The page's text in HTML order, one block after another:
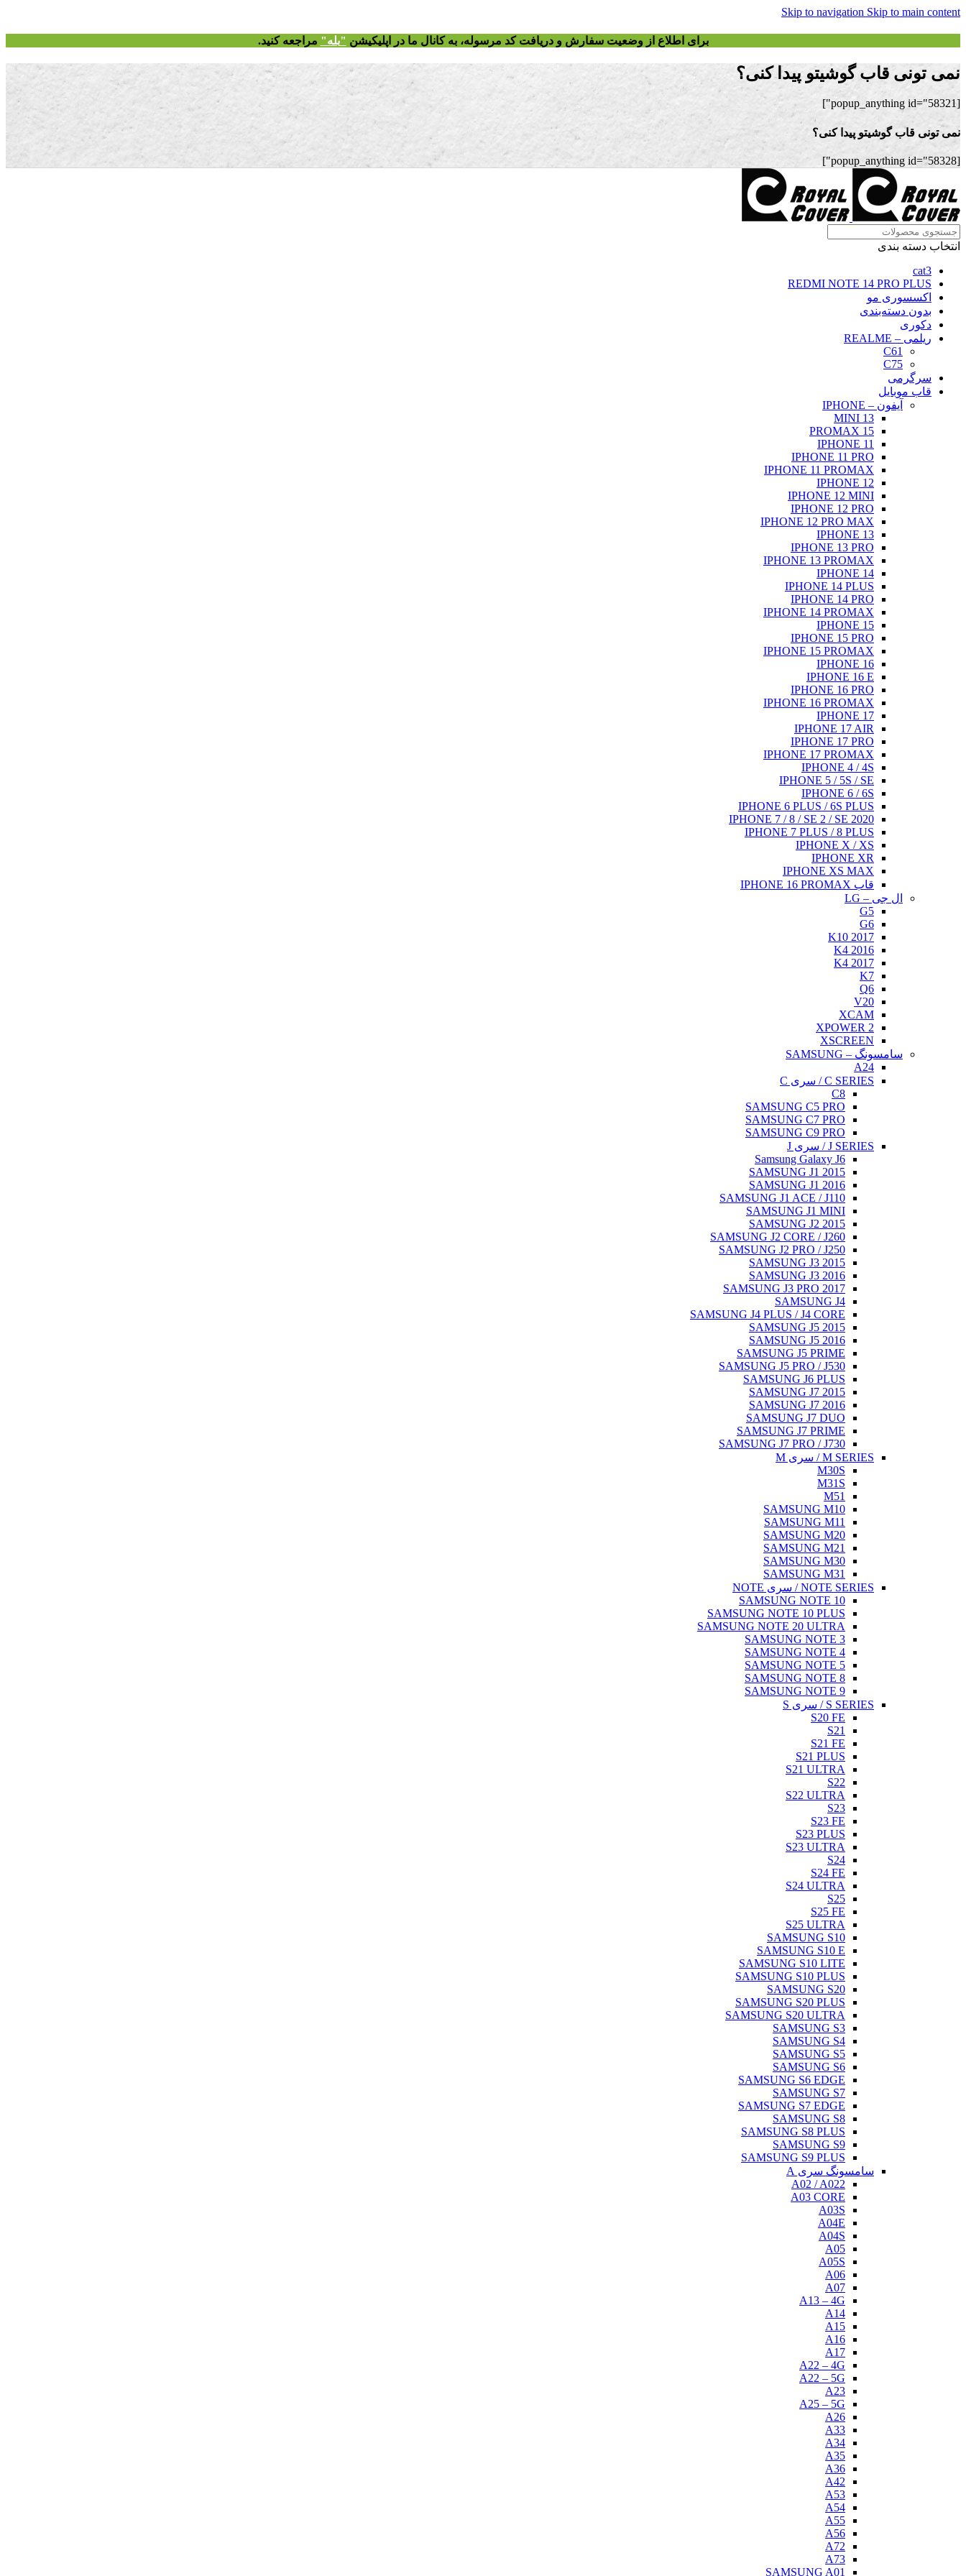
Skip to navigation Skip to main content
برای اطلاع از وضعیت سفارش و دریافتکد مرسوله، به کانال ما در اپلیکیشن "بله" مراجعه کنید.
نمی تونی قاب گوشیتو پیدا کنی؟
[popup_anything id="58321"]
نمی تونی قاب گوشیتو پیدا کنی؟
[popup_anything id="58328"]
انتخاب دسته بندی
cat3
REDMI NOTE 14 PRO PLUS
اکسسوری مو
بدون دسته‌بندی
دکوری
ریلمی – REALME
C61
C75
سرگرمی
قاب موبایل
آیفون – IPHONE
13 MINI
15 PROMAX
IPHONE 11
IPHONE 11 PRO
IPHONE 11 PROMAX
IPHONE 12
IPHONE 12 MINI
IPHONE 12 PRO
IPHONE 12 PRO MAX
IPHONE 13
IPHONE 13 PRO
IPHONE 13 PROMAX
IPHONE 14
IPHONE 14 PLUS
IPHONE 14 PRO
IPHONE 14 PROMAX
IPHONE 15
IPHONE 15 PRO
IPHONE 15 PROMAX
IPHONE 16
IPHONE 16 E
IPHONE 16 PRO
IPHONE 16 PROMAX
IPHONE 17
IPHONE 17 AIR
IPHONE 17 PRO
IPHONE 17 PROMAX
IPHONE 4 / 4S
IPHONE 5 / 5S / SE
IPHONE 6 / 6S
IPHONE 6 PLUS / 6S PLUS
IPHONE 7 / 8 / SE 2 / SE 2020
IPHONE 7 PLUS / 8 PLUS
IPHONE X / XS
IPHONE XR
IPHONE XS MAX
قاب IPHONE 16 PROMAX
ال جی – LG
G5
G6
K10 2017
K4 2016
K4 2017
K7
Q6
V20
XCAM
XPOWER 2
XSCREEN
سامسونگ – SAMSUNG
A24
C SERIES / سری C
C8
SAMSUNG C5 PRO
SAMSUNG C7 PRO
SAMSUNG C9 PRO
J SERIES / سری J
Samsung Galaxy J6
SAMSUNG J1 2015
SAMSUNG J1 2016
SAMSUNG J1 ACE / J110
SAMSUNG J1 MINI
SAMSUNG J2 2015
SAMSUNG J2 CORE / J260
SAMSUNG J2 PRO / J250
SAMSUNG J3 2015
SAMSUNG J3 2016
SAMSUNG J3 PRO 2017
SAMSUNG J4
SAMSUNG J4 PLUS / J4 CORE
SAMSUNG J5 2015
SAMSUNG J5 2016
SAMSUNG J5 PRIME
SAMSUNG J5 PRO / J530
SAMSUNG J6 PLUS
SAMSUNG J7 2015
SAMSUNG J7 2016
SAMSUNG J7 DUO
SAMSUNG J7 PRIME
SAMSUNG J7 PRO / J730
M SERIES / سری M
M30S
M31S
M51
SAMSUNG M10
SAMSUNG M11
SAMSUNG M20
SAMSUNG M21
SAMSUNG M30
SAMSUNG M31
NOTE SERIES / سری NOTE
SAMSUNG NOTE 10
SAMSUNG NOTE 10 PLUS
SAMSUNG NOTE 20 ULTRA
SAMSUNG NOTE 3
SAMSUNG NOTE 4
SAMSUNG NOTE 5
SAMSUNG NOTE 8
SAMSUNG NOTE 9
S SERIES / سری S
S20 FE
S21
S21 FE
S21 PLUS
S21 ULTRA
S22
S22 ULTRA
S23
S23 FE
S23 PLUS
S23 ULTRA
S24
S24 FE
S24 ULTRA
S25
S25 FE
S25 ULTRA
SAMSUNG S10
SAMSUNG S10 E
SAMSUNG S10 LITE
SAMSUNG S10 PLUS
SAMSUNG S20
SAMSUNG S20 PLUS
SAMSUNG S20 ULTRA
SAMSUNG S3
SAMSUNG S4
SAMSUNG S5
SAMSUNG S6
SAMSUNG S6 EDGE
SAMSUNG S7
SAMSUNG S7 EDGE
SAMSUNG S8
SAMSUNG S8 PLUS
SAMSUNG S9
SAMSUNG S9 PLUS
سامسونگ سری A
A02 / A022
A03 CORE
A03S
A04E
A04S
A05
A05S
A06
A07
A13 – 4G
A14
A15
A16
A17
A22 – 4G
A22 – 5G
A23
A25 – 5G
A26
A33
A34
A35
A36
A42
A53
A54
A55
A56
A72
A73
SAMSUNG A01